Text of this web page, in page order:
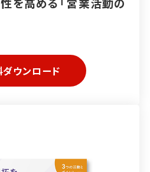
ウンロード